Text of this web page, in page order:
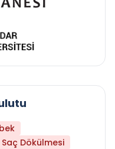
Saç Dökülmesi